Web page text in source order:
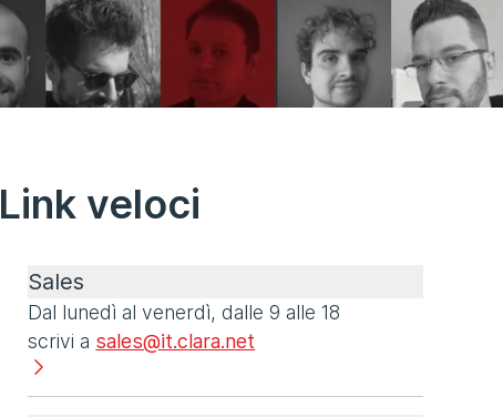
Link veloci
Sales
Dal lunedì al venerdì, dalle 9 alle 18
scrivi a sales@it.clara.net